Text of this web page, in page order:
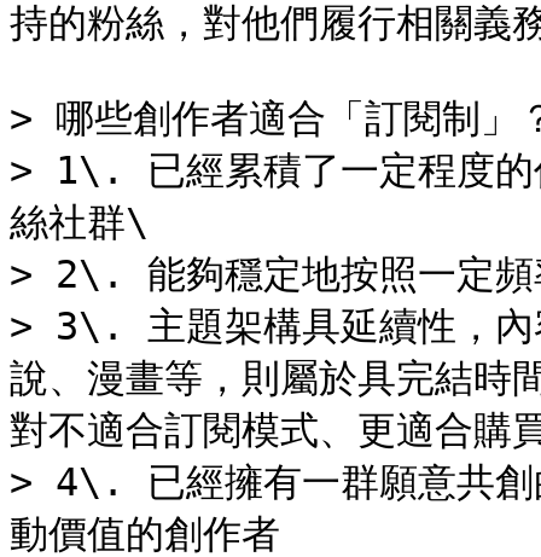
持的粉絲，對他們履行相關義
> 哪些創作者適合「訂閱制」
> 1\. 已經累積了一定程度的
絲社群\
> 2\. 能夠穩定地按照一定頻
> 3\. 主題架構具延續性，內
說、漫畫等，則屬於具完結時
對不適合訂閱模式、更適合購
> 4\. 已經擁有一群願意共創
動價值的創作者